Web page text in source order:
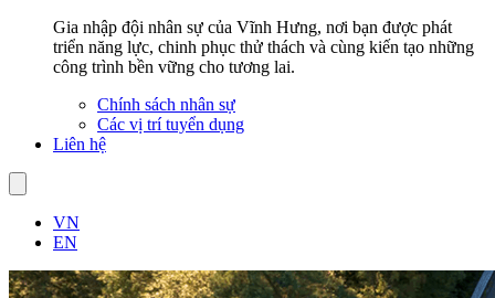
Gia nhập đội nhân sự của Vĩnh Hưng, nơi bạn được phát
triển năng lực, chinh phục thử thách và cùng kiến tạo những
công trình bền vững cho tương lai.
Chính sách nhân sự
Các vị trí tuyển dụng
Liên hệ
VN
EN